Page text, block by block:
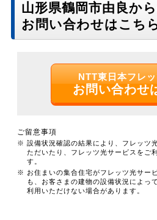
山形県鶴岡市由良か
お問い合わせはこち
NTT東日本フレ
お問い合わせ
ご留意事項
※ 設備状況確認の結果により、フレッツ
ただいたり、フレッツ光サービスをご
す。
※ お住まいの集合住宅がフレッツ光サー
も、お客さまの建物の設備状況によっ
利用いただけない場合があります。